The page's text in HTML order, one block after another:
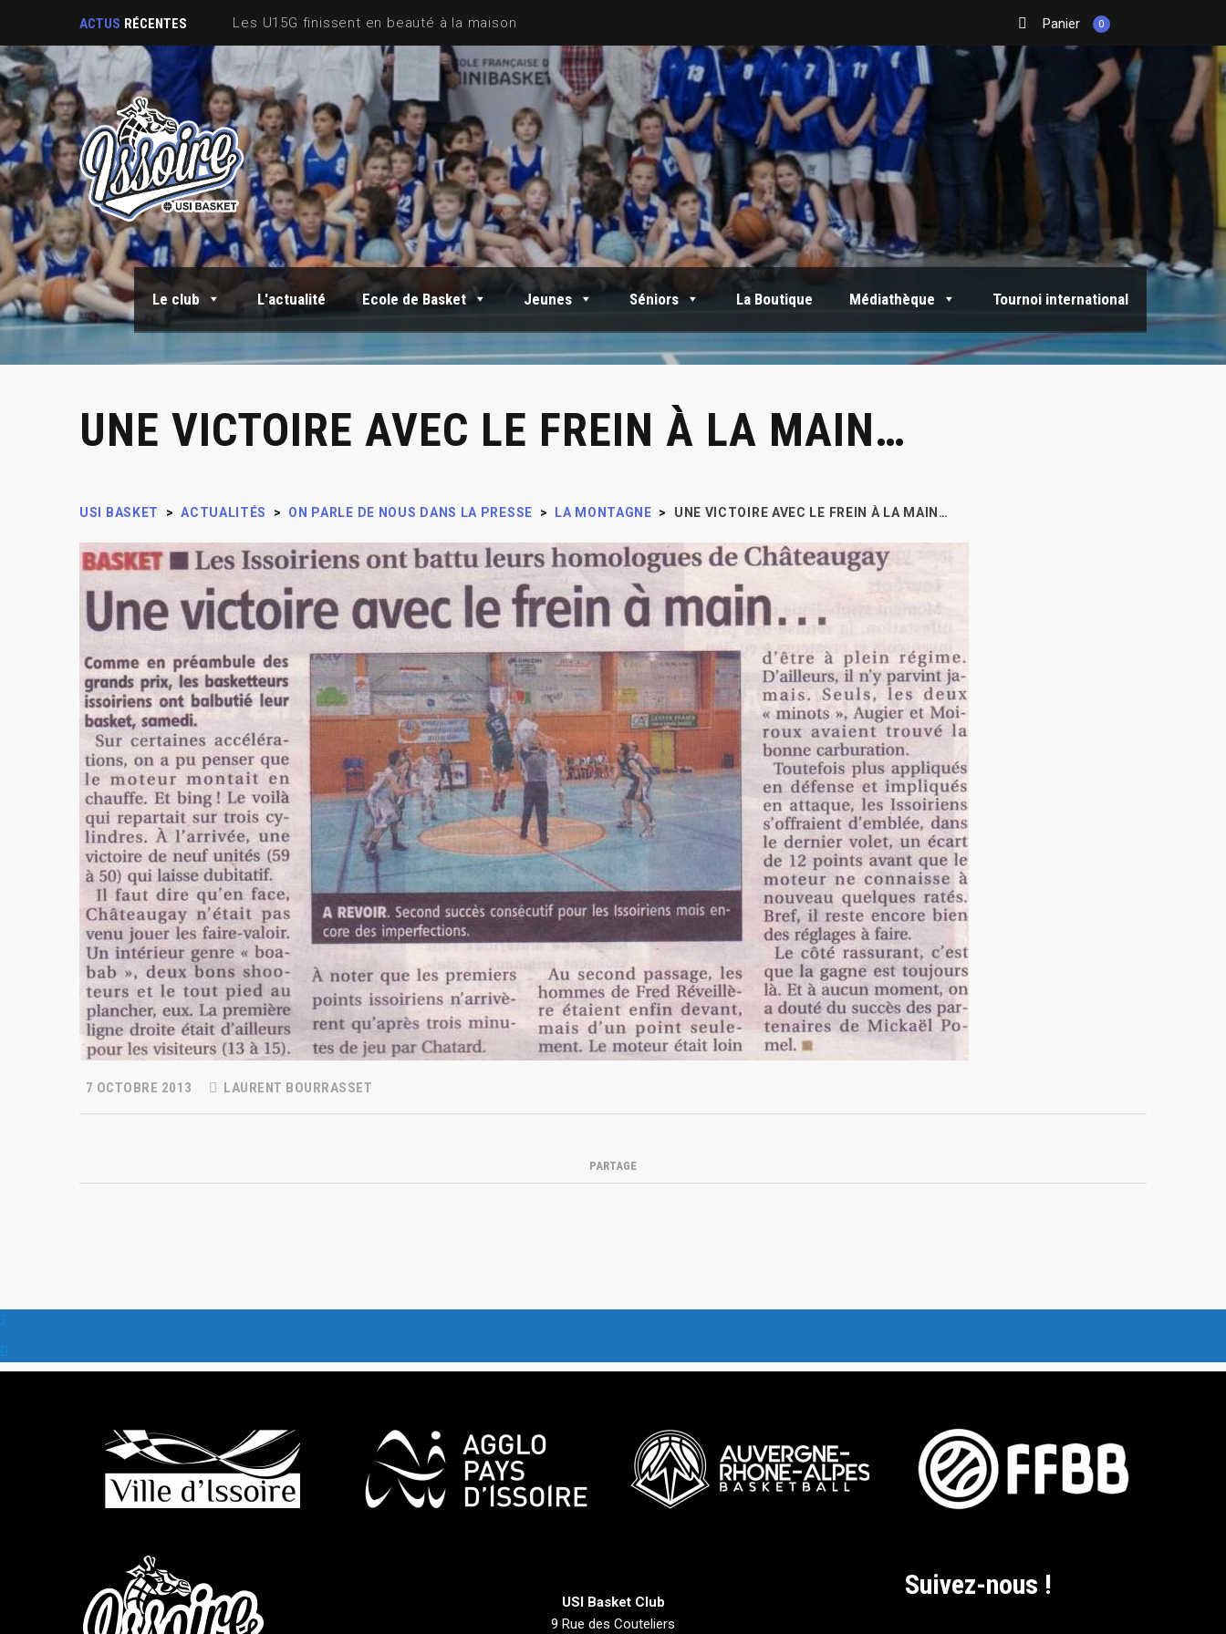
ACTUS RÉCENTES Panier 0
Le club L'actualité Ecole de Basket Jeunes Séniors La Boutique Médiathèque Tournoi international
UNE VICTOIRE AVEC LE FREIN À LA MAIN…
USI BASKET > ACTUALITÉS > ON PARLE DE NOUS DANS LA PRESSE > LA MONTAGNE > UNE VICTOIRE AVEC LE FREIN À LA MAIN…
7 OCTOBRE 2013 LAURENT BOURRASSET
PARTAGE
USI Basket Club
9 Rue des Couteliers
Suivez-nous !